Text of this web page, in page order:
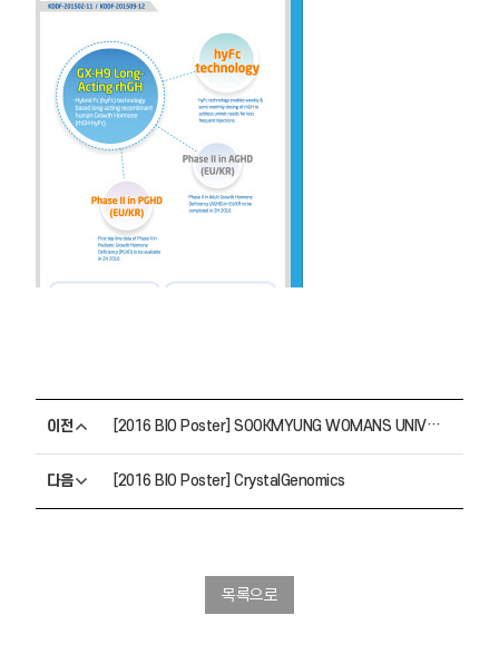
이전 [2016 BIO Poster] SOOKMYUNG WOMANS UNIVERSITY
다음 [2016 BIO Poster] CrystalGenomics
목록으로